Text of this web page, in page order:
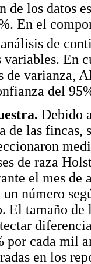
de los datos
En el
de
variables. En
de varianza,
del
Debido
de las
de raza
el mes de
número
El tamaño de
por cada mil
en los